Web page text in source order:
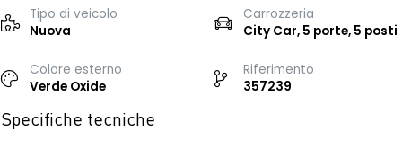
Tipo di veicolo
Nuova
Carrozzeria
City Car, 5 porte, 5 posti
Colore esterno
Verde Oxide
Riferimento
357239
Specifiche tecniche